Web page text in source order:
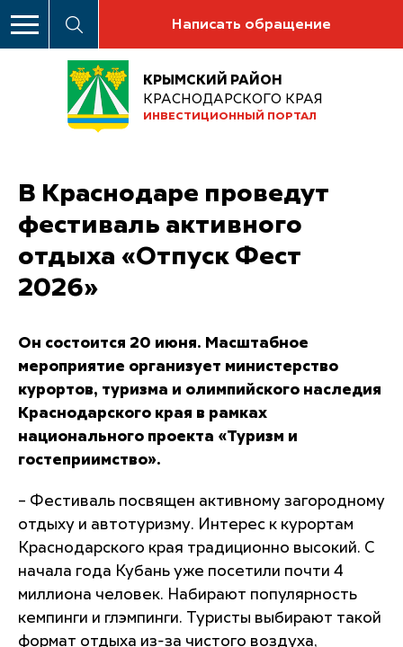
Написать обращение
КРЫМСКИЙ РАЙОН
КРАСНОДАРСКОГО КРАЯ
ИНВЕСТИЦИОННЫЙ ПОРТАЛ
В Краснодаре проведут
фестиваль активного
отдыха «Отпуск Фест
2026»
Он состоится 20 июня. Масштабное
мероприятие организует министерство
курортов, туризма и олимпийского наследия
Краснодарского края в рамках
национального проекта «Туризм и
гостеприимство».
– Фестиваль посвящен активному загородному
отдыху и автотуризму. Интерес к курортам
Краснодарского края традиционно высокий. С
начала года Кубань уже посетили почти 4
миллиона человек. Набирают популярность
кемпинги и глэмпинги. Туристы выбирают такой
формат отдыха из-за чистого воздуха,